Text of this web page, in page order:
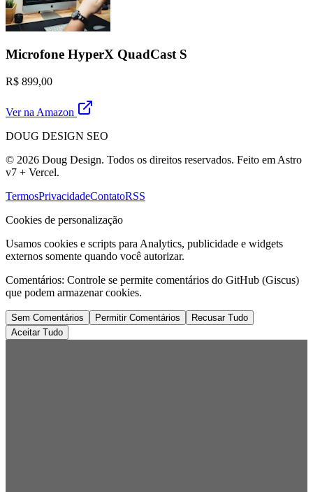
Microfone HyperX QuadCast S
R$ 899,00
Ver na Amazon
DOUG DESIGN SEO
© 2026 Doug Design. Todos os direitos reservados. Feito em Astro
v7 + Vercel.
TermosPrivacidadeContatoRSS
Cookies de personalização
Usamos cookies e scripts para Analytics, publicidade e widgets
externos somente quando você autorizar.
Comentários: Controle se permite comentários do GitHub (Giscus)
que podem armazenar cookies.
Sem Comentários Permitir Comentários
Recusar Tudo
Aceitar Tudo